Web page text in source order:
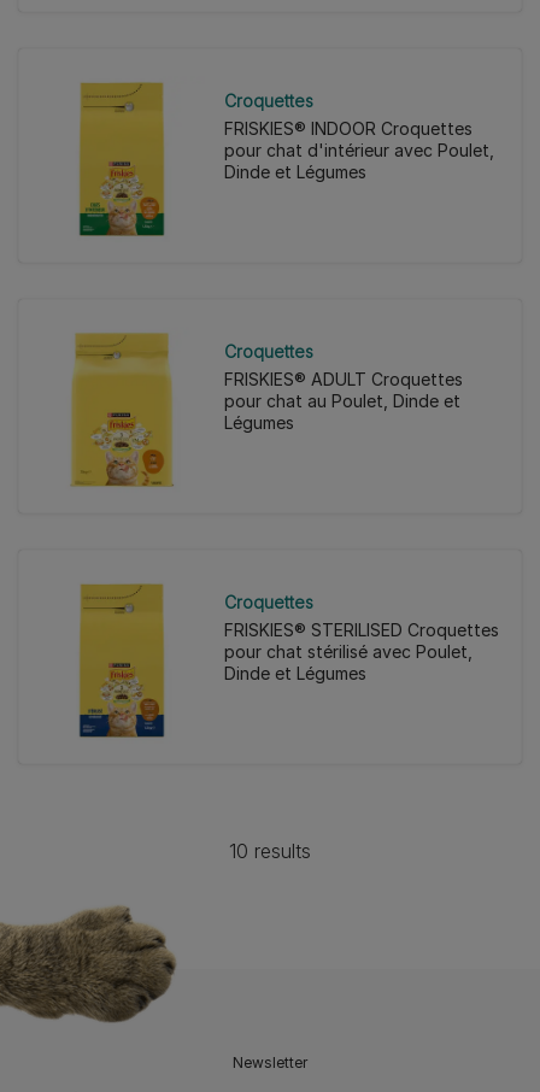
Croquettes
FRISKIES® INDOOR Croquettes
pour chat d'intérieur avec Poulet,
Dinde et Légumes
Croquettes
FRISKIES® ADULT Croquettes
pour chat au Poulet, Dinde et
Légumes
Croquettes
FRISKIES® STERILISED Croquettes
pour chat stérilisé avec Poulet,
Dinde et Légumes
10 results
Newsletter